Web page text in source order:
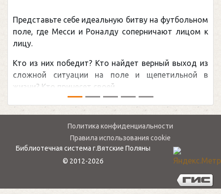
Представьте себе идеальную битву на футбольном
поле, где Месси и Роналду соперничают лицом к
лицу.
Кто из них победит? Кто найдет верный выход из
сложной ситуации на поле и щепетильной в
жизни? Кто принесет своей ...
Политика конфиденциальности
Правила использования cookie
Библиотечная система г.Вятские Поляны
© 2012-2026